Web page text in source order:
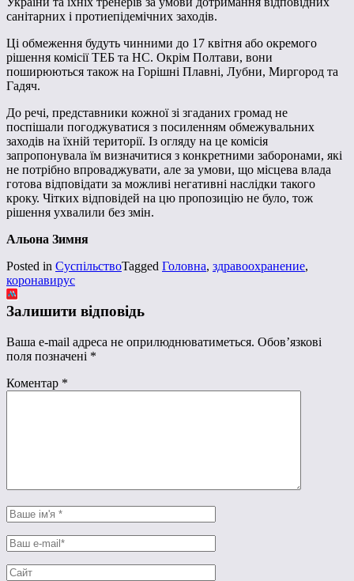
санітарних і протиепідемічних заходів.
Ці обмеження будуть чинними до 17 квітня або окремого
рішення комісії ТЕБ та НС. Окрім Полтави, вони
поширюються також на Горішні Плавні, Лубни, Миргород та
Гадяч.
До речі, представники кожної зі згаданих громад не
поспішали погоджуватися з посиленням обмежувальних
заходів на їхній території. Із огляду на це комісія
запропонувала їм визначитися з конкретними заборонами, які
не потрібно впроваджувати, але за умови, що місцева влада
готова відповідати за можливі негативні наслідки такого
кроку. Чітких відповідей на цю пропозицію не було, тож
рішення ухвалили без змін.
Альона Зимня
Posted in СуспільствоTagged Головна, здравоохранение,
коронавирус
Залишити відповідь
Ваша e-mail адреса не оприлюднюватиметься. Обов’язкові
поля позначені *
Коментар *